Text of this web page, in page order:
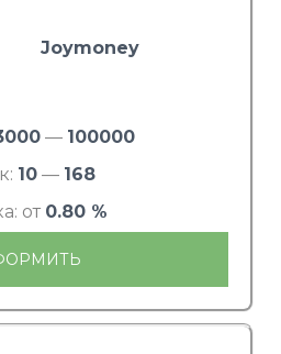
Joymoney
— 100000
10 — 168
от 0.80 %